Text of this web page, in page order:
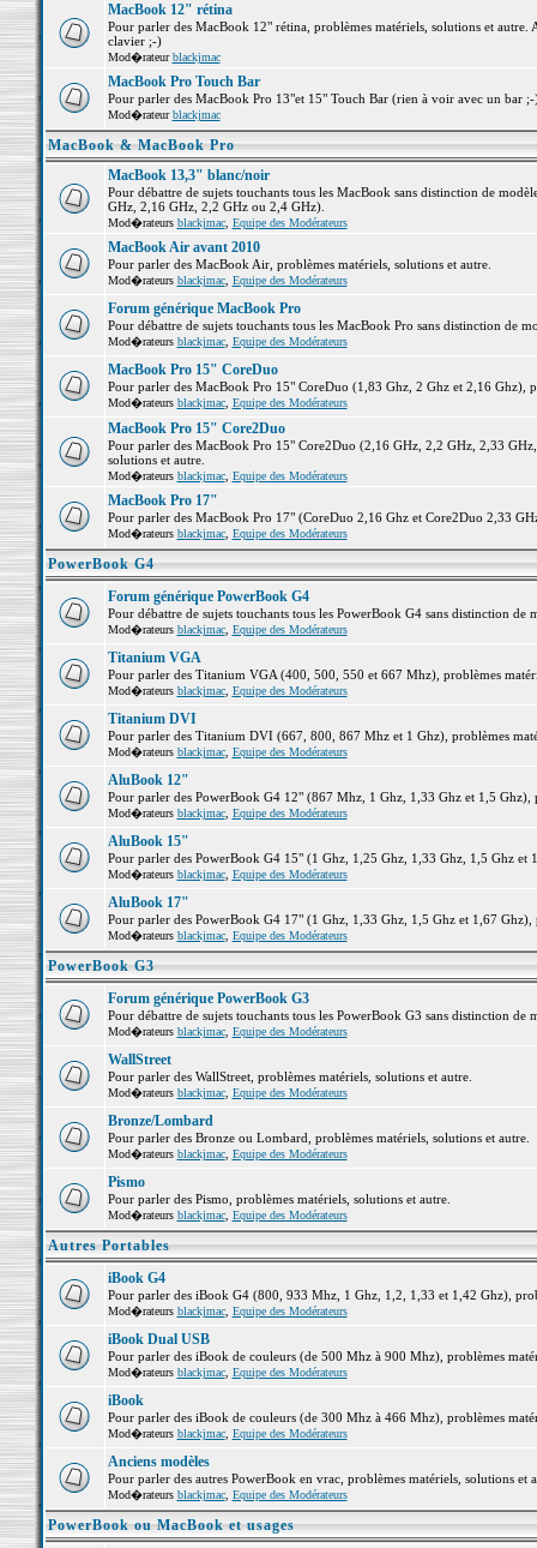
MacBook 12" rétina
Pour parler des MacBook 12" rétina, problèmes matériels, solutions et
clavier ;-)
Mod�rateurblackjmac
MacBook Pro Touch Bar
Pour parler des MacBook Pro 13"et 15" Touch Bar (rien à voir avec un bar
Mod�rateurblackjmac
MacBook & MacBook Pro
MacBook 13,3" blanc/noir
Pour débattre de sujets touchants tous les MacBook sans distinction de
GHz, 2,16 GHz, 2,2 GHz ou 2,4 GHz).
Mod�rateurs blackjmac, Equipe des Modérateurs
MacBook Air avant 2010
Pour parler des MacBook Air, problèmes matériels, solutions et autre.
Mod�rateurs blackjmac, Equipe des Modérateurs
Forum générique MacBook Pro
Pour débattre de sujets touchants tous les MacBook Pro sans distinction de
Mod�rateurs blackjmac, Equipe des Modérateurs
MacBook Pro 15" CoreDuo
Pour parler des MacBook Pro 15" CoreDuo (1,83 Ghz, 2 Ghz et 2,16 Ghz),
Mod�rateurs blackjmac, Equipe des Modérateurs
MacBook Pro 15" Core2Duo
Pour parler des MacBook Pro 15" Core2Duo (2,16 GHz, 2,2 GHz, 2,33
solutions et autre.
Mod�rateurs blackjmac, Equipe des Modérateurs
MacBook Pro 17"
Pour parler des MacBook Pro 17" (CoreDuo 2,16 Ghz et Core2Duo 2,33
Mod�rateurs blackjmac, Equipe des Modérateurs
PowerBook G4
Forum générique PowerBook G4
Pour débattre de sujets touchants tous les PowerBook G4 sans distinction de
Mod�rateurs blackjmac, Equipe des Modérateurs
Titanium VGA
Pour parler des Titanium VGA (400, 500, 550 et 667 Mhz), problèmes
Mod�rateurs blackjmac, Equipe des Modérateurs
Titanium DVI
Pour parler des Titanium DVI (667, 800, 867 Mhz et 1 Ghz), problèmes
Mod�rateurs blackjmac, Equipe des Modérateurs
AluBook 12"
Pour parler des PowerBook G4 12" (867 Mhz, 1 Ghz, 1,33 Ghz et 1,5 Ghz),
Mod�rateurs blackjmac, Equipe des Modérateurs
AluBook 15"
Pour parler des PowerBook G4 15" (1 Ghz, 1,25 Ghz, 1,33 Ghz, 1,5 Ghz et
Mod�rateurs blackjmac, Equipe des Modérateurs
AluBook 17"
Pour parler des PowerBook G4 17" (1 Ghz, 1,33 Ghz, 1,5 Ghz et 1,67 Ghz),
Mod�rateurs blackjmac, Equipe des Modérateurs
PowerBook G3
Forum générique PowerBook G3
Pour débattre de sujets touchants tous les PowerBook G3 sans distinction de
Mod�rateurs blackjmac, Equipe des Modérateurs
WallStreet
Pour parler des WallStreet, problèmes matériels, solutions et autre.
Mod�rateurs blackjmac, Equipe des Modérateurs
Bronze/Lombard
Pour parler des Bronze ou Lombard, problèmes matériels, solutions et autre.
Mod�rateurs blackjmac, Equipe des Modérateurs
Pismo
Pour parler des Pismo, problèmes matériels, solutions et autre.
Mod�rateurs blackjmac, Equipe des Modérateurs
Autres Portables
iBook G4
Pour parler des iBook G4 (800, 933 Mhz, 1 Ghz, 1,2, 1,33 et 1,42 Ghz),
Mod�rateurs blackjmac, Equipe des Modérateurs
iBook Dual USB
Pour parler des iBook de couleurs (de 500 Mhz à 900 Mhz), problèmes
Mod�rateurs blackjmac, Equipe des Modérateurs
iBook
Pour parler des iBook de couleurs (de 300 Mhz à 466 Mhz), problèmes
Mod�rateurs blackjmac, Equipe des Modérateurs
Anciens modèles
Pour parler des autres PowerBook en vrac, problèmes matériels, solutions et
Mod�rateurs blackjmac, Equipe des Modérateurs
PowerBook ou MacBook et usages